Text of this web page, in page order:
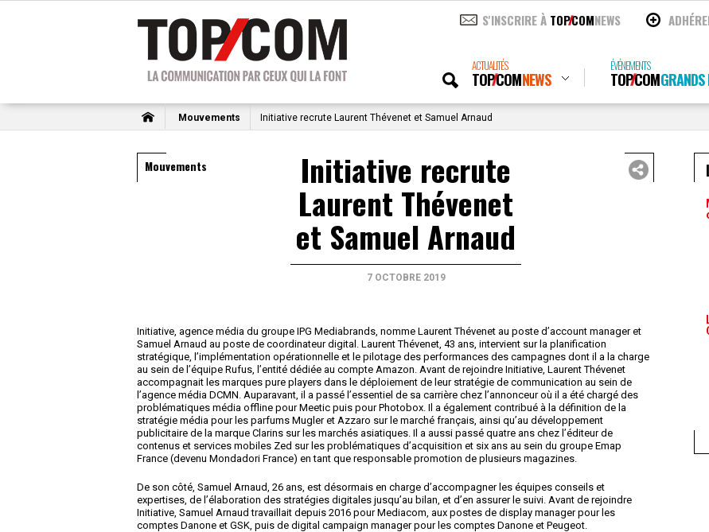
S'INSCRIRE À TOPCOMNEWS
ACTUALITÉS
TOPCOMNEWS
ÉVÉNEMENTS
TOPCOM
Mouvements Initiative recrute Laurent Thévenet et Samuel Arnaud
Mouvements Initiative recrute
Laurent Thévenet
et Samuel Arnaud
7 OCTOBRE 2019
Initiative, agence média du groupe IPG Mediabrands, nomme Laurent Thévenet au poste d’account manager et
Samuel Arnaud au poste de coordinateur digital. Laurent Thévenet, 43 ans, intervient sur la planification
stratégique, l’implémentation opérationnelle et le pilotage des performances des campagnes dont il a la charge
au sein de l’équipe Rufus, l’entité dédiée au compte Amazon. Avant de rejoindre Initiative, Laurent Thévenet
accompagnait les marques pure players dans le déploiement de leur stratégie de communication au sein de
l’agence média DCMN. Auparavant, il a passé l’essentiel de sa carrière chez l’annonceur où il a été chargé des
problématiques média offline pour Meetic puis pour Photobox. Il a également contribué à la définition de la
stratégie média pour les parfums Mugler et Azzaro sur le marché français, ainsi qu’au développement
publicitaire de la marque Clarins sur les marchés asiatiques. Il a aussi passé quatre ans chez l’éditeur de
contenus et services mobiles Zed sur les problématiques d’acquisition et six ans au sein du groupe Emap
France (devenu Mondadori France) en tant que responsable promotion de plusieurs magazines.
De son côté, Samuel Arnaud, 26 ans, est désormais en charge d’accompagner les équipes conseils et
expertises, de l’élaboration des stratégies digitales jusqu’au bilan, et d’en assurer le suivi. Avant de rejoindre
Initiative, Samuel Arnaud travaillait depuis 2016 pour Mediacom, aux postes de display manager pour les
comptes Danone et GSK, puis de digital campaign manager pour les comptes Danone et Peugeot.